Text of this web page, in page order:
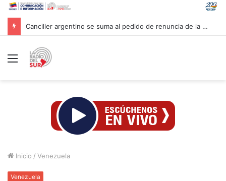
Canciller argentino se suma al pedido de renuncia de la vicepresidenta Villarruel
Menú
Inicio / Venezuela
Venezuela